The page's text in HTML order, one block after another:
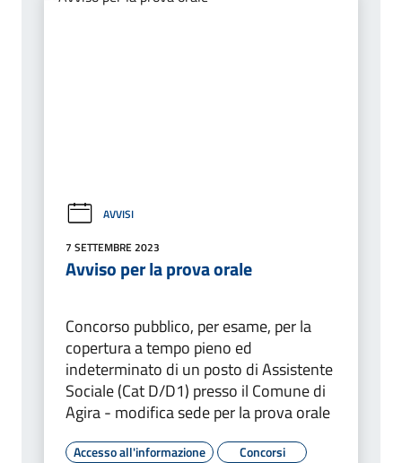
AVVISI
7 SETTEMBRE 2023
Avviso per la prova orale
Concorso pubblico, per esame, per la
copertura a tempo pieno ed
indeterminato di un posto di Assistente
Sociale (Cat D/D1) presso il Comune di
Agira - modifica sede per la prova orale
Accesso all'informazione
Concorsi